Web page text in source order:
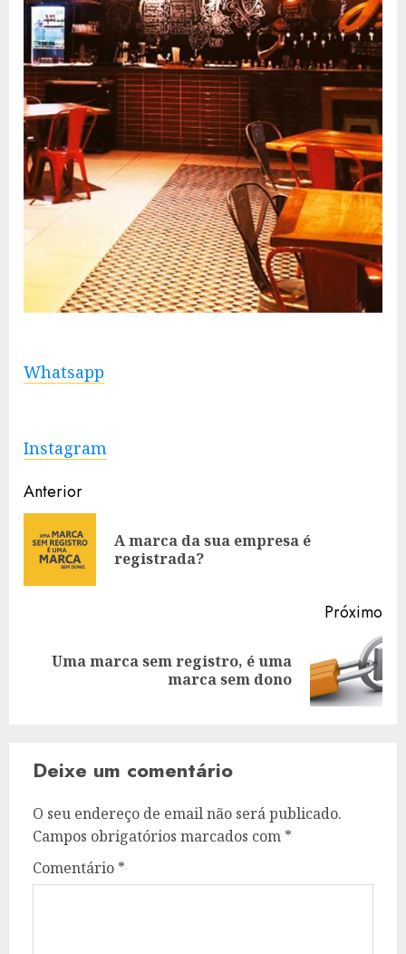
Whatsapp
Instagram
Navegação
de
artigos
Anterior
A marca da sua empresa é
registrada?
Próximo
ArtigoUma marca sem registro, é uma
marca sem dono
Deixe um comentário
O seu endereço de email não será publicado.
Campos obrigatórios marcados com *
Comentário *